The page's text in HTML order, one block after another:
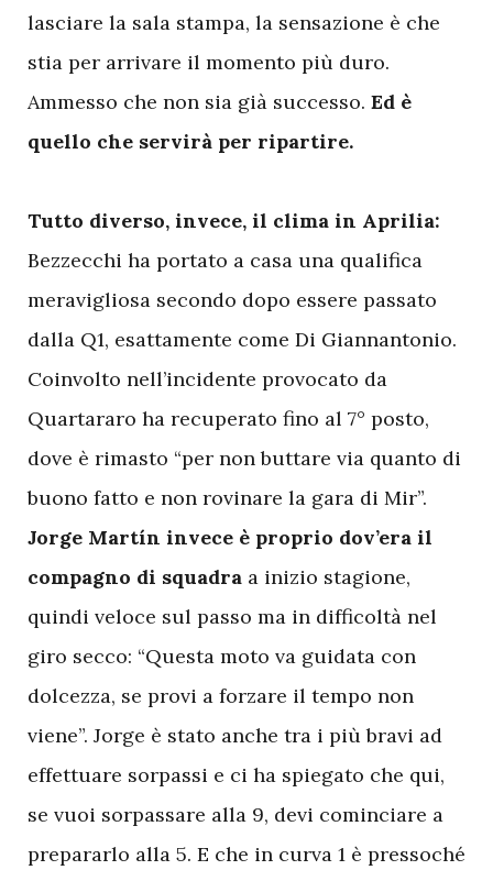
lasciare la sala stampa, la sensazione è che
stia per arrivare il momento più duro.
Ammesso che non sia già successo. Ed è
quello che servirà per ripartire.
Tutto diverso, invece, il clima in Aprilia:
Bezzecchi ha portato a casa una qualifica
meravigliosa secondo dopo essere passato
dalla Q1, esattamente come Di Giannantonio.
Coinvolto nell’incidente provocato da
Quartararo ha recuperato fino al 7° posto,
dove è rimasto “per non buttare via quanto di
buono fatto e non rovinare la gara di Mir”.
Jorge Martín invece è proprio dov’era il
compagno di squadra a inizio stagione,
quindi veloce sul passo ma in difficoltà nel
giro secco: “Questa moto va guidata con
dolcezza, se provi a forzare il tempo non
viene”. Jorge è stato anche tra i più bravi ad
effettuare sorpassi e ci ha spiegato che qui,
se vuoi sorpassare alla 9, devi cominciare a
prepararlo alla 5. E che in curva 1 è pressoché